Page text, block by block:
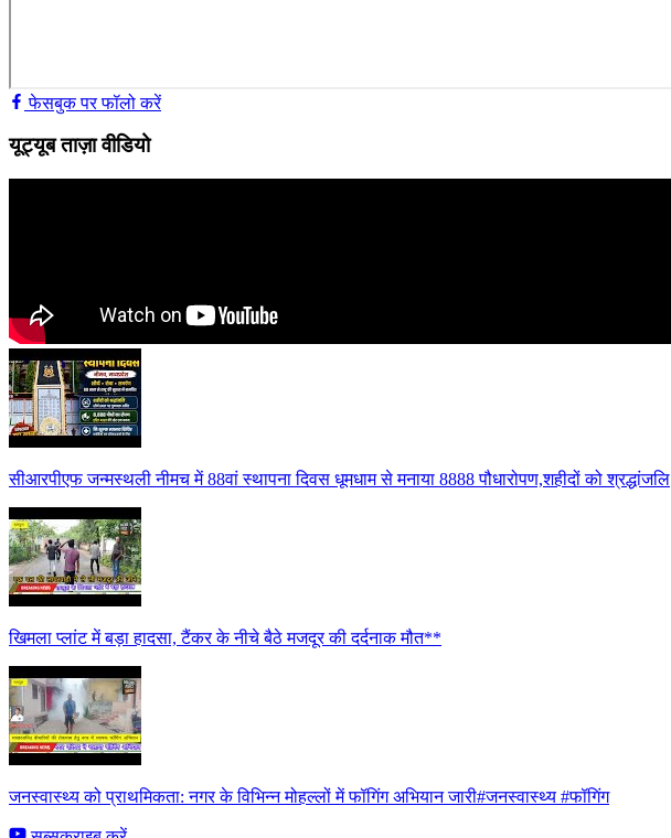
फेसबुक पर फॉलो करें
यूट्यूब ताज़ा वीडियो
सीआरपीएफ जन्मस्थली नीमच में 88वां स्थापना दिवस धूमधाम से मनाया 8888 पौधारोपण,शहीदों को श्रद्धांजलि
खिमला प्लांट में बड़ा हादसा, टैंकर के नीचे बैठे मजदूर की दर्दनाक मौत**
जनस्वास्थ्य को प्राथमिकता: नगर के विभिन्न मोहल्लों में फॉगिंग अभियान जारी#जनस्वास्थ्य #फॉगिंग